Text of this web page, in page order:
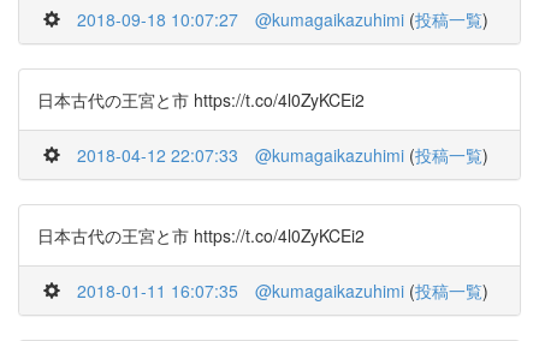
2018-09-18 10:07:27 @kumagaikazuhimi (投稿一覧)
日本古代の王宮と市 https://t.co/4l0ZyKCEi2
2018-04-12 22:07:33 @kumagaikazuhimi (投稿一覧)
日本古代の王宮と市 https://t.co/4l0ZyKCEi2
2018-01-11 16:07:35 @kumagaikazuhimi (投稿一覧)